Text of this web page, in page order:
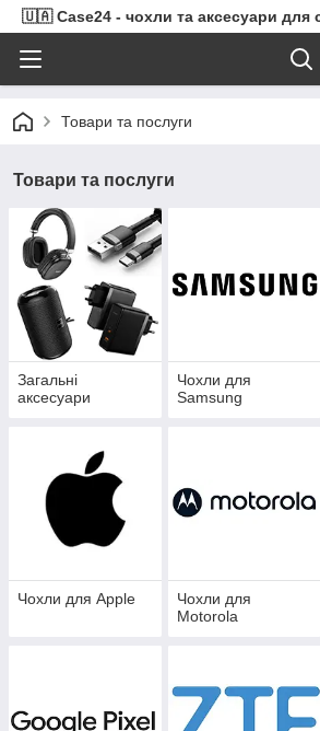
🇺🇦 Case24 - чохли та аксесуари для
Товари та послуги
Товари та послуги
Загальні
аксесуари
Чохли для
Samsung
Чохли для Apple
Чохли для
Motorola